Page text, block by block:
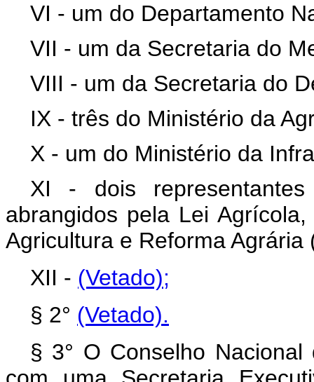
VI - um do Departamento
VII - um da Secretaria do
VIII - um da Secretaria do
IX - três do Ministério da
X - um do Ministério da
XI - dois
abrangidos pela Lei
Agricultura e Reforma Agrária
XII - (Vetado);
§ 2° (Vetado).
§ 3° O Conselho